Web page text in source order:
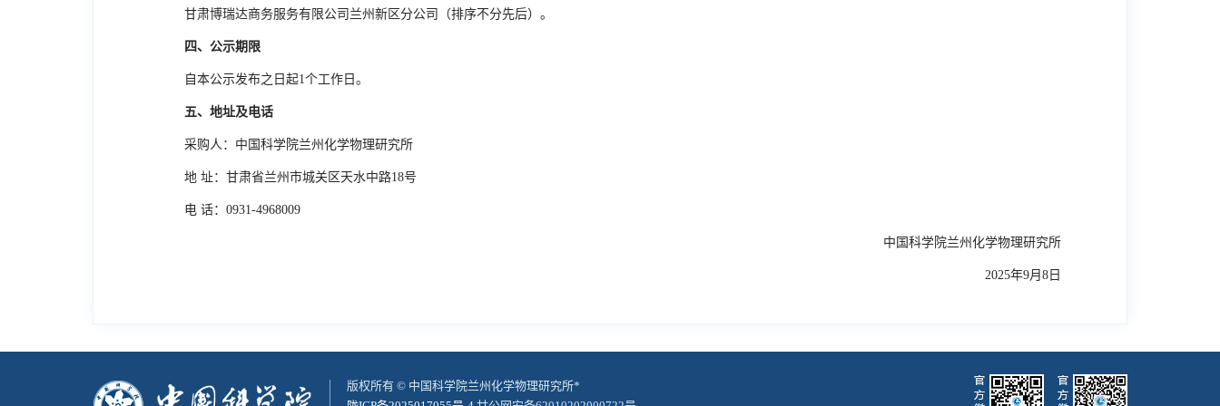
甘肃博瑞达商务服务有限公司兰州新区分公司（排序不分先后）。
四、公示期限
自本公示发布之日起1个工作日。
五、地址及电话
采购人：中国科学院兰州化学物理研究所
地 址：甘肃省兰州市城关区天水中路18号
电 话： 0931-4968009
中国科学院兰州化学物理研究所
2025年9月 8 日
版权所有 © 中国科学院兰州化学物理研究所*